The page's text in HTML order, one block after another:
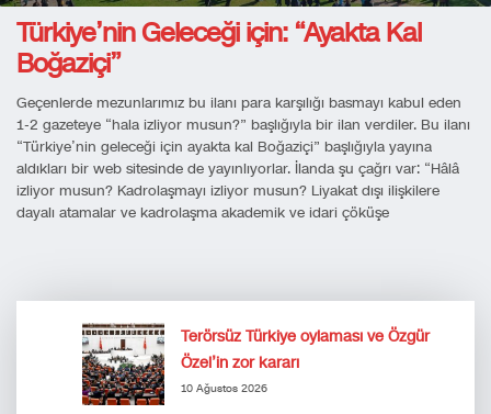
Türkiye’nin Geleceği için: “Ayakta Kal
Boğaziçi”
Geçenlerde mezunlarımız bu ilanı para karşılığı basmayı kabul eden
1-2 gazeteye “hala izliyor musun?” başlığıyla bir ilan verdiler. Bu ilanı
“Türkiye’nin geleceği için ayakta kal Boğaziçi” başlığıyla yayına
aldıkları bir web sitesinde de yayınlıyorlar. İlanda şu çağrı var: “Hâlâ
izliyor musun? Kadrolaşmayı izliyor musun? Liyakat dışı ilişkilere
dayalı atamalar ve kadrolaşma akademik ve idari çöküşe
Terörsüz Türkiye oylaması ve Özgür
Özel’in zor kararı
10 Ağustos 2026